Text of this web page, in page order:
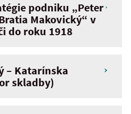
podniku „Peter
Makovický“ v
do roku 1918
– Katarínska
skladby)